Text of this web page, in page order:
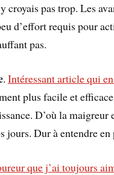
croyais pas trop. Les
d’effort requis pour
pas.
.Intéressant article qui
plus facile et
D’où la
jours. Dur à entendre
que j’ai toujours